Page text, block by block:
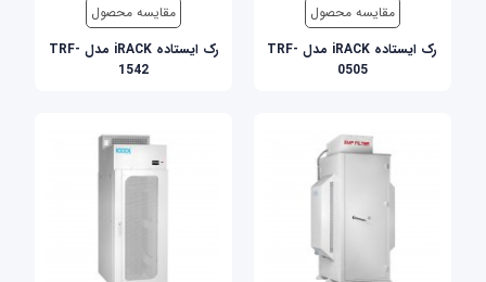
مقایسه محصول
رک ایستاده iRACK مدل TRF-
0505
مقایسه محصول
رک ایستاده iRACK مدل TRF-
1542